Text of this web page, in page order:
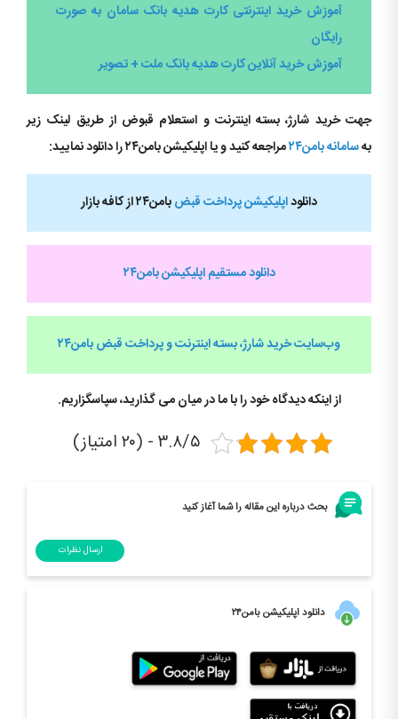
آموزش خرید اینترنتی کارت هدیه بانک سامان به صورت
رایگان
آموزش خرید آنلاین کارت هدیه بانک ملت + تصویر
جهت خرید شارژ، بسته اینترنت و استعلام قبوض از طریق لینک زیر
بهسامانه بامن۲۴ مراجعه کنید و یا اپلیکیشن بامن۲۴ را دانلود نمایید:
دانلوداپلیکیشن پرداخت قبضبامن۲۴ از کافه بازار
دانلود مستقیم اپلیکیشن بامن۲۴
وب‌سایت خرید شارژ، بسته اینترنت و پرداخت قبضبامن۲۴
از اینکه دیدگاه خود را با ما در میان می گذارید، سپاسگزاریم.
۳.۸/۵ - (۲۰ امتیاز)
بحث درباره این مقاله را شما آغاز کنید
ارسال نظرات
دانلود اپلیکیشن بامن۲۴